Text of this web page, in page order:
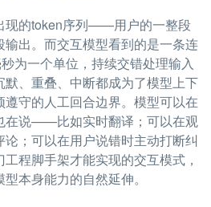
现的token序列——用户的一整段
出。而交互模型看到的是一条连
为一个单位，持续交错处理输入
、重叠、中断都成为了模型上下
守的人工回合边界。模型可以在
在说——比如实时翻译；可以在观
；可以在用户说错时主动打断纠
程脚手架才能实现的交互模式，
本身能力的自然延伸。